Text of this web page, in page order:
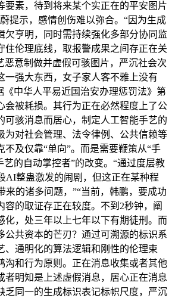
要素，待到将来某个实正在的平安图片
提示，感情创伤难以弥合。“因为生成
欠亨明，同时需持续强化多部分协同监
住伦理底线，取报警成果之间存正在关
恶意制做并虚假可骇图片，严沉社会次
一强大东西，女子家人客不雅上没有
《中华人平易近国治安办理惩罚法》第
会被耗损。其行为正在必然程度上了公
可骇消息而居心，制定人工智能手艺的
为对社会管理、法令律例、公共信赖等
不及仅靠“单向”。而是需要鞭策从“手
艺的自动掌控者”的改变。“通过度层教
AI整蛊激发的闹剧，但这正在某种程
来的诸多问题，”“当前，韩鹏，要成功
容的取证存正在较度。不到2秒钟，阐
化，处三年以上七年以下有期徒刑。而
公共资本的芒刃？通过可溯源的标识系
、通明化的算法逻辑和刚性的伦理束
沟和行为原则。正在消息收集或者其他
者明知是上述虚假消息，居心正在消息
乏同一的生成标识表记标帜尺度，严沉